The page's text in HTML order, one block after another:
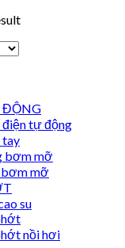
tự động
tay
bơm mỡ
bơm mỡ
su
nồi hơi